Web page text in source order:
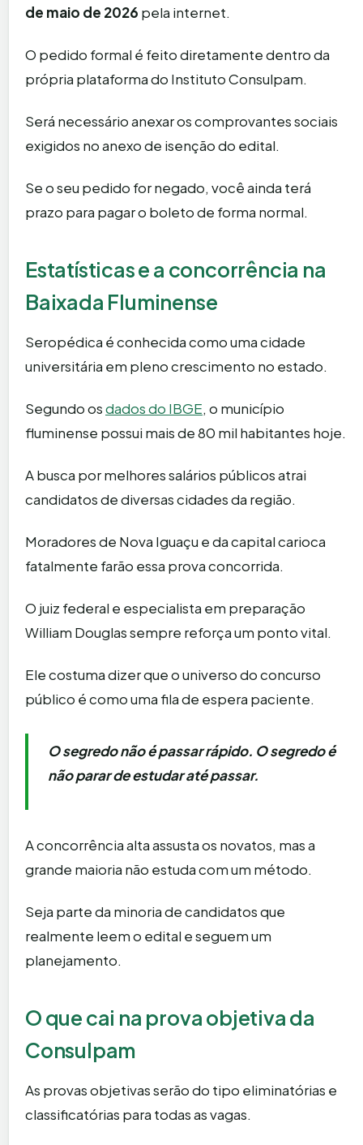
de maio de 2026 pela internet.
O pedido formal é feito diretamente dentro da
própria plataforma do Instituto Consulpam.
Será necessário anexar os comprovantes sociais
exigidos no anexo de isenção do edital.
Se o seu pedido for negado, você ainda terá
prazo para pagar o boleto de forma normal.
Estatísticas e a concorrência na
Baixada Fluminense
Seropédica é conhecida como uma cidade
universitária em pleno crescimento no estado.
Segundo osdados do IBGE, o município
fluminense possui mais de 80 mil habitantes hoje.
A busca por melhores salários públicos atrai
candidatos de diversas cidades da região.
Moradores de Nova Iguaçu e da capital carioca
fatalmente farão essa prova concorrida.
O juiz federal e especialista em preparação
William Douglas sempre reforça um ponto vital.
Ele costuma dizer que o universo do concurso
público é como uma fila de espera paciente.
O segredo não é passar rápido. O segredo é
não parar de estudar até passar.
A concorrência alta assusta os novatos, mas a
grande maioria não estuda com um método.
Seja parte da minoria de candidatos que
realmente leem o edital e seguem um
planejamento.
O que cai na prova objetiva da
Consulpam
As provas objetivas serão do tipo eliminatórias e
classificatórias para todas as vagas.